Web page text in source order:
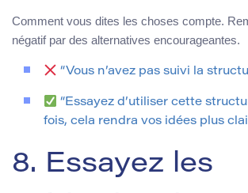
Comment vous dites les choses compte.
négatif par des alternatives encourageantes.
“Vous n’avez pas suivi la
“Essayez d’utiliser cette
fois, cela rendra vos idées plus
8. Essayez les